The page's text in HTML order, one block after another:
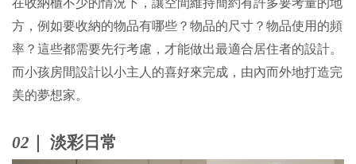
在收納櫃不少的情況下，讓空間維持簡約有許多要考量的地
方，例如要收納的物品有哪些？物品的尺寸？物品使用的頻
率？這些都需要先行考慮，才能做出最適合居住者的設計。
而小孩房間設計以小主人的喜好來完成，由內而外地打造完
美的夢想家。
02 淡彩日常